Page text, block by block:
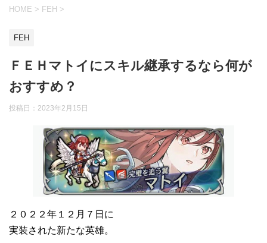
HOME > FEH >
FEH
ＦＥＨマトイにスキル継承するなら何が
おすすめ？
投稿日： 2023年2月15日
２０２２年１２月７日に
実装された新たな英雄。